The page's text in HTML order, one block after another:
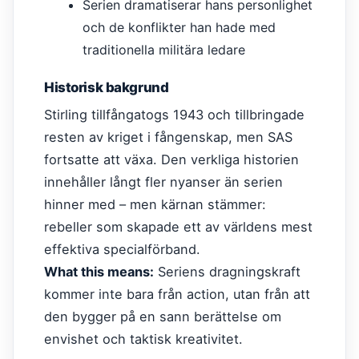
Serien dramatiserar hans personlighet
och de konflikter han hade med
traditionella militära ledare
Historisk bakgrund
Stirling tillfångatogs 1943 och tillbringade
resten av kriget i fångenskap, men SAS
fortsatte att växa. Den verkliga historien
innehåller långt fler nyanser än serien
hinner med – men kärnan stämmer:
rebeller som skapade ett av världens mest
effektiva specialförband.
What this means: Seriens dragningskraft
kommer inte bara från action, utan från att
den bygger på en sann berättelse om
envishet och taktisk kreativitet.